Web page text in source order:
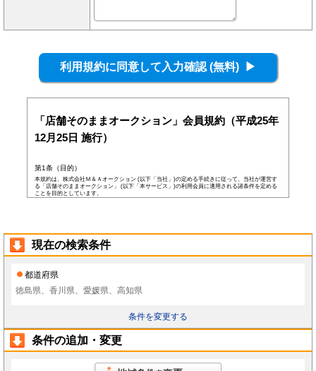
「店舗そのままオークション」会員規約（平成25年
12月25日 施行）
第1条（目的）
本規約は、株式会社Ｍ＆Ａオークション (以下「当社」)の定める手続きに従って、当社が運営す
る「店舗そのままオークション」 (以下「本サービス」)の利用会員に適用される諸条件を定める
ことを目的としています。
以下の各号の条件を全て満たした者を本サービスの会員(以下「会員」)とします。
本規約に同意した者
当社所定の登録情報を当社へ提出した者
前項にかかわらず、以下の各号のいずれかに当てはまる者は会員となる資格を持たないもの
とし、会員登録が否認されることがあります。
なお、既に会員として登録されている者が以下の条件に当てはまっている場合、当社は何ら
通告なく、当社の判断により随時に本サービスを中止、もしくはその者の会員としての資格
録の際に後見人その他の法定代理人の同意等を得ている場合を除きます)
日本国外に在住の者
当社へ虚偽の事項を報告した者
破産状態もしくはそれと同等の状態にあり、信用状態が著しく悪化している者
二重に会員登録している者
現在の検索条件
都道府県
徳島県、香川県、愛媛県、高知県
条件を変更する
条件の追加・変更